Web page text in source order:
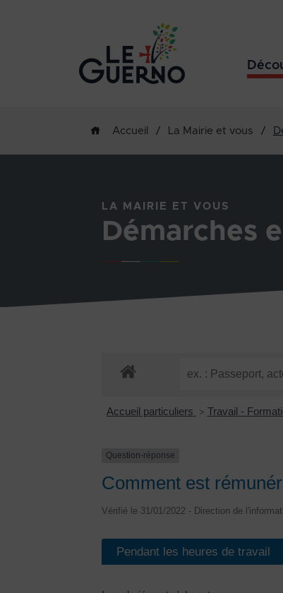
Accueil / La Mairie et vous /
LA MAIRIE ET VOUS
Démarches
Accueil particuliers > Travail -
Question-réponse
Comment est
Vérifié le 31/01/2022 - Direction de
Pendant les heures de travail